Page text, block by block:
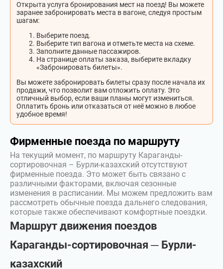
Открыта услуга бронирования мест на поезд! Вы можете
заранее забронировать места в вагоне, следуя простым
шагам:
Выберите поезд.
Выберите тип вагона и отметьте места на схеме.
Заполните данные пассажиров.
На странице оплаты заказа, выберите вкладку
«Забронировать билеты».
Вы можете забронировать билеты сразу после начала их
продажи, что позволит вам отложить оплату. Это
отличный выбор, если ваши планы могут измениться.
Оплатить бронь или отказаться от неё можно в любое
удобное время!
Фирменные поезда по маршруту
На текущий момент, по маршруту Караганды-
сортировочная – Бурли-казахский отсутствуют
фирменные поезда. Это может быть связано с
различными факторами, включая сезонные
изменения в расписании. Мы можем предложить вам
рассмотреть обычные поезда дальнего следования,
которые также обеспечивают комфортные поездки.
Маршрут движения поездов
Караганды-сортировочная ─ Бурли-
казахский